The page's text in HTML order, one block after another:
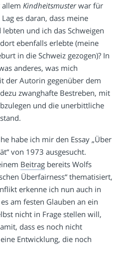
allem Kindheitsmusterwar für
es daran, dass meine
und ich das Schweigen
ebenfalls erlebte (meine
in die Schweiz gezogen)? In
anderes, was mich
der Autorin gegenüber dem
zwanghafte Bestreben, mit
und die unerbittliche
habe ich mir den Essay „Über
von 1973 ausgesucht.
Beitrag bereits Wolfs
Überfairness“ thematisiert,
erkenne ich nun auch in
am festen Glauben an ein
nicht in Frage stellen will,
dass es noch nicht
Entwicklung, die noch